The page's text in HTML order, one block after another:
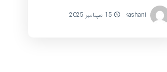
kashani